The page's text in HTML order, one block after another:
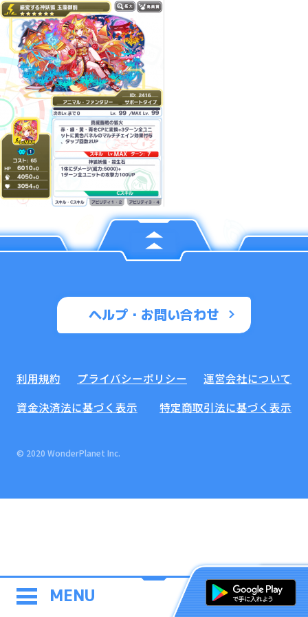
MENU
ヘルプ・お問い合わせ
利用規約 プライバシーポリシー
運営会社について
資金決済法に基づく表示
特定商取引法に基づく表示
© 2020 WonderPlanet Inc.